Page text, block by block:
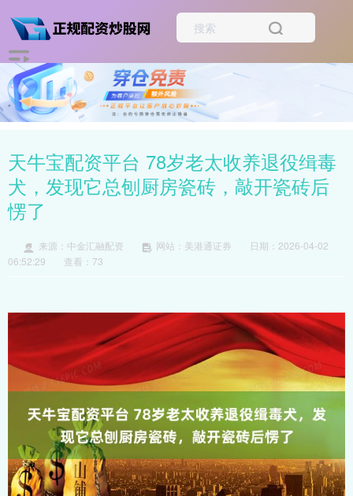
天牛宝配资平台 78岁老太收养退役缉毒
犬，发现它总刨厨房瓷砖，敲开瓷砖后
愣了
来源：中金汇融配资 网站：美港通证券
日期：2026-04-02
06:52:29
查看：73